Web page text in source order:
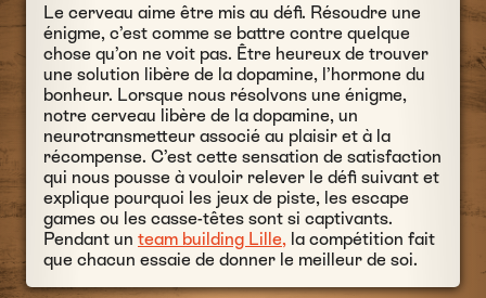
Le cerveau aime être mis au défi. Résoudre une
énigme, c’est comme se battre contre quelque
chose qu’on ne voit pas. Être heureux de trouver
une solution libère de la dopamine, l’hormone du
bonheur. Lorsque nous résolvons une énigme,
notre cerveau libère de la dopamine, un
neurotransmetteur associé au plaisir et à la
récompense. C’est cette sensation de satisfaction
qui nous pousse à vouloir relever le défi suivant et
explique pourquoi les jeux de piste, les escape
games ou les casse-têtes sont si captivants.
Pendant un team building Lille, la compétition fait
que chacun essaie de donner le meilleur de soi.